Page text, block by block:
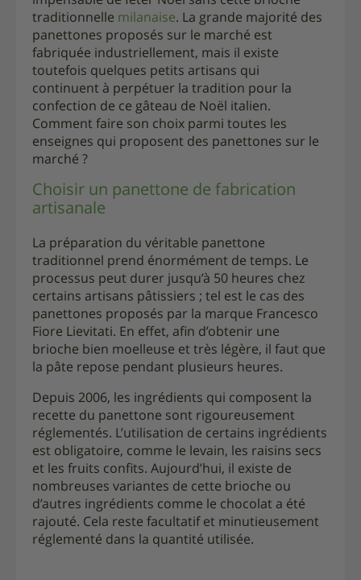
traditionnelle milanaise. La grande majorité des
panettones proposés sur le marché est
fabriquée industriellement, mais il existe
toutefois quelques petits artisans qui
continuent à perpétuer la tradition pour la
confection de ce gâteau de Noël italien.
Comment faire son choix parmi toutes les
enseignes qui proposent des panettones sur le
marché ?
Choisir un panettone de fabrication
artisanale
La préparation du véritable panettone
traditionnel prend énormément de temps. Le
processus peut durer jusqu’à 50 heures chez
certains artisans pâtissiers ; tel est le cas des
panettones proposés par la marque Francesco
Fiore Lievitati. En effet, afin d’obtenir une
brioche bien moelleuse et très légère, il faut que
la pâte repose pendant plusieurs heures.
Depuis 2006, les ingrédients qui composent la
recette du panettone sont rigoureusement
réglementés. L’utilisation de certains ingrédients
est obligatoire, comme le levain, les raisins secs
et les fruits confits. Aujourd’hui, il existe de
nombreuses variantes de cette brioche ou
d’autres ingrédients comme le chocolat a été
rajouté. Cela reste facultatif et minutieusement
réglementé dans la quantité utilisée.